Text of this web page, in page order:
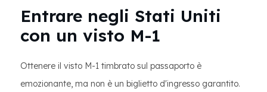
Entrare negli Stati Uniti
con un visto M-1
Ottenere il visto M-1 timbrato sul passaporto è
emozionante, ma non è un biglietto d'ingresso garantito.